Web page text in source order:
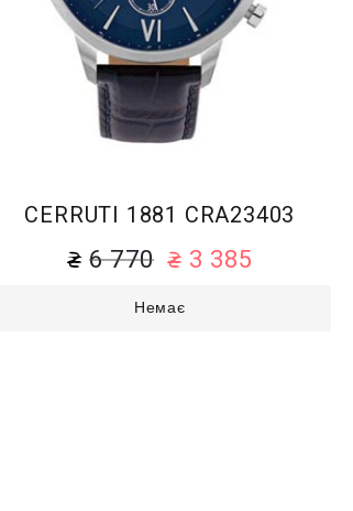
CERRUTI 1881 CRA23403
6 770 3 385
Немає